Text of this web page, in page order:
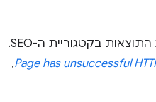
ובודקים את התוצאות בקטגוריית ה-SEO.
Page has unsuccessful
,